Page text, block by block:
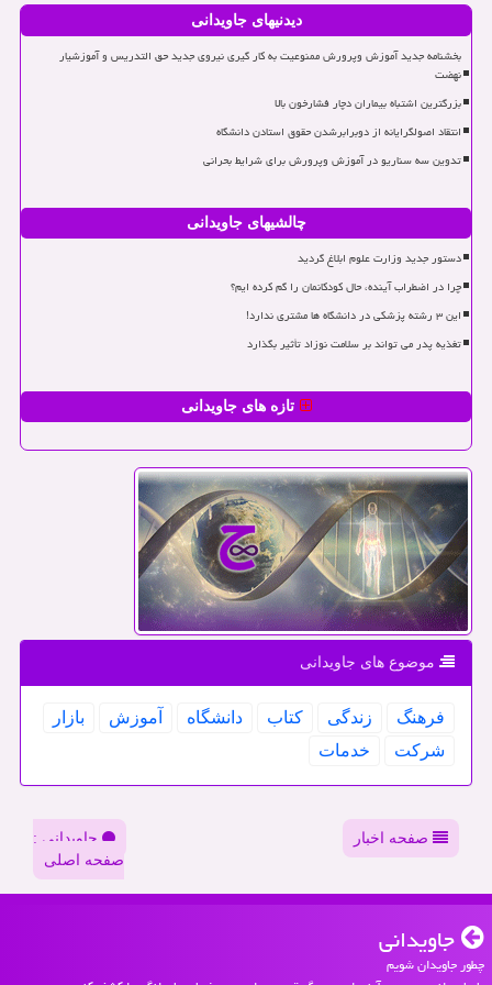
دیدنیهای جاویدانی
بخشنامه جدید آموزش وپرورش ممنوعیت به کار گیری نیروی جدید حق التدریس و آموزشیار
نهضت
بزرگترین اشتباه بیماران دچار فشارخون بالا
انتقاد اصولگرایانه از دوبرابرشدن حقوق استادن دانشگاه
تدوین سه سناریو در آموزش وپرورش برای شرایط بحرانی
چالشیهای جاویدانی
دستور جدید وزارت علوم ابلاغ گردید
چرا در اضطراب آینده، حال کودکانمان را گم کرده ایم؟
این ۳ رشته پزشکی در دانشگاه ها مشتری ندارد!
تغذیه پدر می تواند بر سلامت نوزاد تأثیر بگذارد
تازه های جاویدانی
موضوع های جاویدانی
فرهنگ زندگی كتاب دانشگاه آموزش
بازار
شركت
خدمات
صفحه اخبار
جاویدانی :
صفحه اصلی
جاویدانی
چطور جاویدان شویم